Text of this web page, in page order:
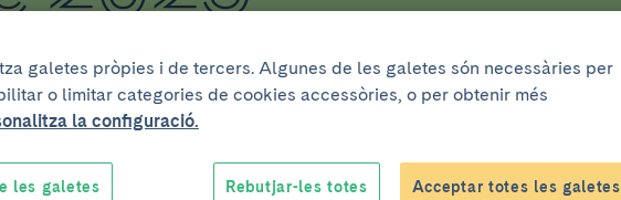
galetes pròpies i de tercers. Algunes de les galetes són necessàries per
o limitar categories de cookies accessòries, o per obtenir més
la configuració.
Rebutjar-les totes Acceptar totes les galetes
les galetes